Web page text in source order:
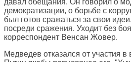
давал обещания. Он говорил о
демократизации, о борьбе с
был готов сражаться за свои
посреди сражения. Уходит без
корреспондент Венсан Жовер.
Медведев отказался от участия